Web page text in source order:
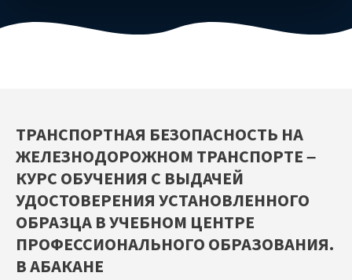
ТРАНСПОРТНАЯ БЕЗОПАСНОСТЬ НА
ЖЕЛЕЗНОДОРОЖНОМ ТРАНСПОРТЕ –
КУРС ОБУЧЕНИЯ С ВЫДАЧЕЙ
УДОСТОВЕРЕНИЯ УСТАНОВЛЕННОГО
ОБРАЗЦА В УЧЕБНОМ ЦЕНТРЕ
ПРОФЕССИОНАЛЬНОГО ОБРАЗОВАНИЯ.
В АБАКАНЕ